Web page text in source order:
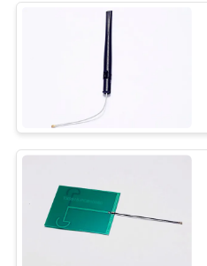
साइटमैप
PRIVACY
POLICY